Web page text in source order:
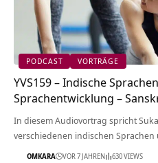
PODCAST VORTRÄGE
YVS159 – Indische
Sprachentwicklung –
In diesem Audiovortrag spricht
verschiedenen indischen
OMKARA VOR 7 JAHREN 630 VIEWS